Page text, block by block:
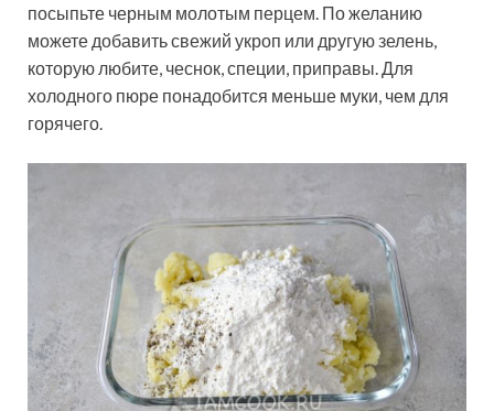
посыпьте черным молотым перцем. По желанию
можете добавить свежий укроп или другую зелень,
которую любите, чеснок, специи, приправы. Для
холодного пюре понадобится меньше муки, чем для
горячего.